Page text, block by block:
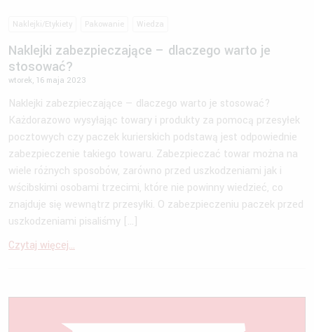
Naklejki/Etykiety Pakowanie Wiedza
Naklejki zabezpieczające – dlaczego warto je
stosować?
wtorek, 16 maja 2023
Naklejki zabezpieczające — dlaczego warto je stosować?
Każdorazowo wysyłając towary i produkty za pomocą przesyłek
pocztowych czy paczek kurierskich podstawą jest odpowiednie
zabezpieczenie takiego towaru. Zabezpieczać towar można na
wiele różnych sposobów, zarówno przed uszkodzeniami jak i
wścibskimi osobami trzecimi, które nie powinny wiedzieć, co
znajduje się wewnątrz przesyłki. O zabezpieczeniu paczek przed
uszkodzeniami pisaliśmy […]
Czytaj więcej...